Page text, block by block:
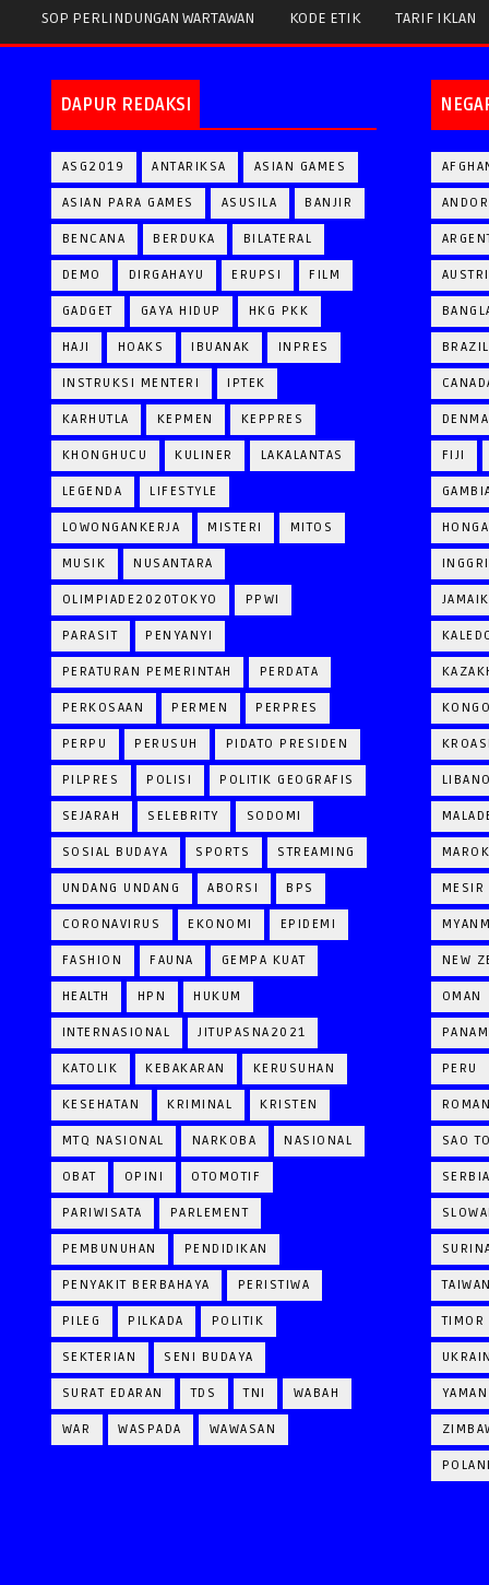
SOP PERLINDUNGAN WARTAWAN KODE ETIK TARIF IKLAN
DAPUR REDAKSI
ASG2019 ANTARIKSA ASIAN GAMES
ASIAN PARA GAMES ASUSILA BANJIR
BENCANA BERDUKA BILATERAL
DEMO DIRGAHAYU ERUPSI FILM
GADGET GAYA HIDUP HKG PKK
HAJI HOAKS IBUANAK INPRES
INSTRUKSI MENTERI IPTEK
KARHUTLA KEPMEN KEPPRES
KHONGHUCU KULINER LAKALANTAS
LEGENDA LIFESTYLE
LOWONGANKERJA MISTERI MITOS
MUSIK NUSANTARA
OLIMPIADE2020TOKYO PPWI
PARASIT PENYANYI
PERATURAN PEMERINTAH PERDATA
PERKOSAAN PERMEN PERPRES
PERPU PERUSUH PIDATO PRESIDEN
PILPRES POLISI POLITIK GEOGRAFIS
SEJARAH SELEBRITY SODOMI
SOSIAL BUDAYA SPORTS STREAMING
UNDANG UNDANG ABORSI BPS
CORONAVIRUS EKONOMI EPIDEMI
FASHION FAUNA GEMPA KUAT
HEALTH HPN HUKUM
INTERNASIONAL JITUPASNA2021
KATOLIK KEBAKARAN KERUSUHAN
KESEHATAN KRIMINAL KRISTEN
MTQ NASIONAL NARKOBA NASIONAL
OBAT OPINI OTOMOTIF
PARIWISATA PARLEMENT
PEMBUNUHAN PENDIDIKAN
PENYAKIT BERBAHAYA PERISTIWA
PILEG PILKADA POLITIK
SEKTERIAN SENI BUDAYA
SURAT EDARAN TDS TNI WABAH
WAR WASPADA WAWASAN
BRAZIL
FIJI
MESIR
NEW
OMAN
PERU
SAO
TIMOR
YAMAN